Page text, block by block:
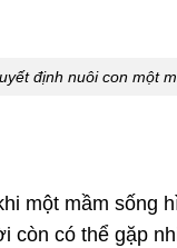
định nuôi con một
một mầm sống
có thể gặp